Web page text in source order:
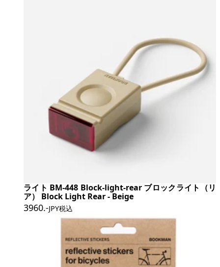
ライト BM-448 Block-light-rear ブロックライト（リ
ア） Block Light Rear - Beige
3960.-JPY税込